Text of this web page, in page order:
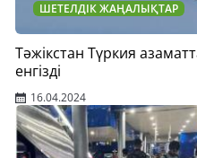
ШЕТЕЛДІК ЖАҢАЛЫҚТАР
Тәжікстан Түркия
енгізді
16.04.2024